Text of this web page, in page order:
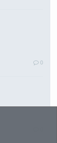
0